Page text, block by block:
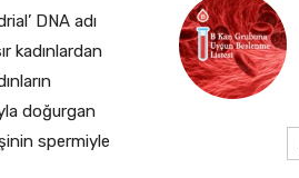
DNA adı
kadınlardan
doğurgan
spermiyle